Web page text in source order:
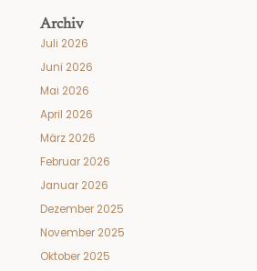
Archiv
Juli 2026
Juni 2026
Mai 2026
April 2026
März 2026
Februar 2026
Januar 2026
Dezember 2025
November 2025
Oktober 2025